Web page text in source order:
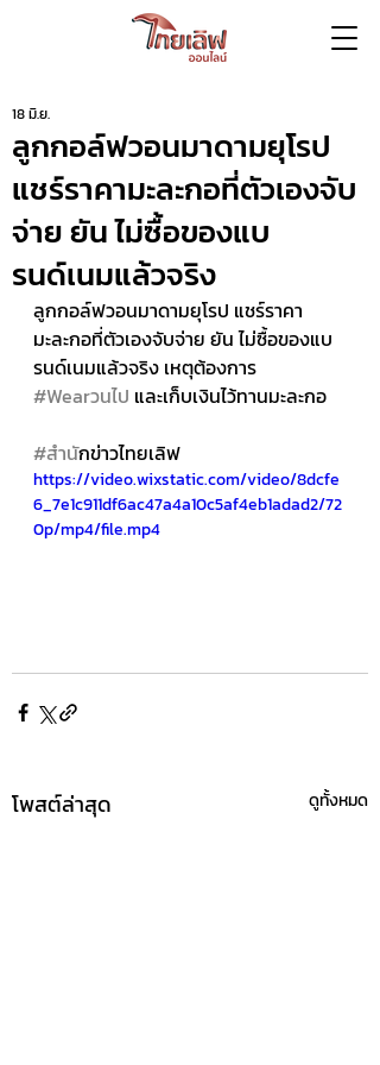
ลูกกอล์ฟวอนมาดามยุโรป
แชร์ราคามะละกอที่ตัวเองจับ
จ่าย ยัน ไม่ซื้อของแบ
รนด์เนมแล้วจริง
18 มิ.ย.
ลูกกอล์ฟวอนมาดามยุโรป แชร์ราคา
มะละกอที่ตัวเองจับจ่าย ยัน ไม่ซื้อของแบ
รนด์เนมแล้วจริง เหตุต้องการ
#Wearวนไป และเก็บเงินไว้ทานมะละกอ
#สำนักข่าวไทยเลิฟ
https://video.wixstatic.com/video/8dcfe
6_7e1c911df6ac47a4a10c5af4eb1adad2/72
0p/mp4/file.mp4
โพสต์ล่าสุด ดูทั้งหมด